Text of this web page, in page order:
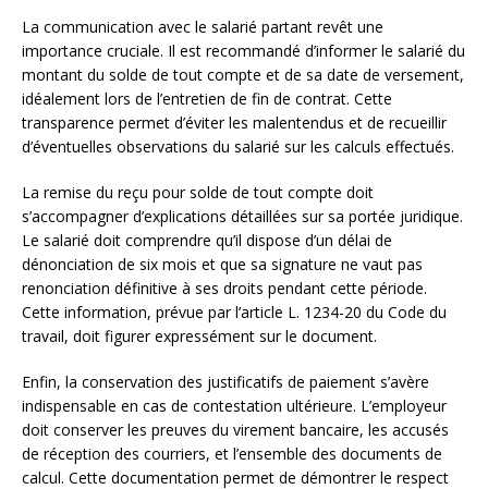
La communication avec le salarié partant revêt une
importance cruciale. Il est recommandé d’informer le salarié du
montant du solde de tout compte et de sa date de versement,
idéalement lors de l’entretien de fin de contrat. Cette
transparence permet d’éviter les malentendus et de recueillir
d’éventuelles observations du salarié sur les calculs effectués.
La remise du reçu pour solde de tout compte doit
s’accompagner d’explications détaillées sur sa portée juridique.
Le salarié doit comprendre qu’il dispose d’un délai de
dénonciation de six mois et que sa signature ne vaut pas
renonciation définitive à ses droits pendant cette période.
Cette information, prévue par l’article L. 1234-20 du Code du
travail, doit figurer expressément sur le document.
Enfin, la conservation des justificatifs de paiement s’avère
indispensable en cas de contestation ultérieure. L’employeur
doit conserver les preuves du virement bancaire, les accusés
de réception des courriers, et l’ensemble des documents de
calcul. Cette documentation permet de démontrer le respect